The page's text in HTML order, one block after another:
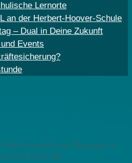
Lernorte
an der Herbert-Hoover-Schule
– Dual in Deine Zukunft
Events
Mittelstandsforum Metropol in
Botschaft